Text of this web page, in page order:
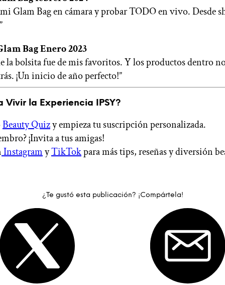
Glam Bag en cámara y probar TODO en vivo. Desde
Bag Enero 2023
la bolsita fue de mis favoritos. Y los productos dentro
¡Un inicio de año perfecto!”
Vivir la Experiencia IPSY?
Beauty Quizy empieza tu suscripción personalizada.
¡Invita a tus amigas!
InstagramyTikTokpara más tips, reseñas y diversión
¿Te gustó esta publicación? ¡Compártela!